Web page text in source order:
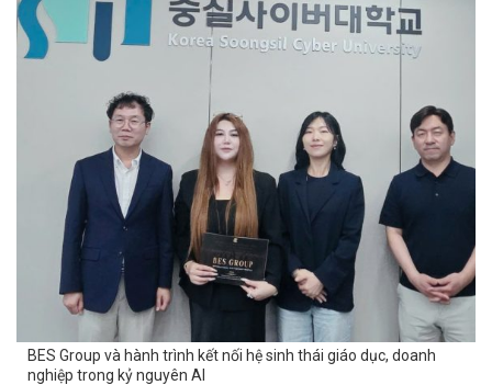
BES Group và hành trình kết nối hệ sinh thái giáo dục, doanh
nghiệp trong kỷ nguyên AI